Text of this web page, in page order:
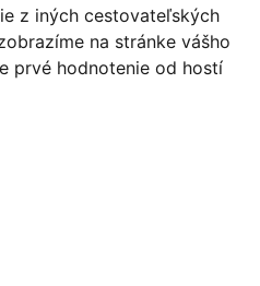
z iných cestovateľských
na stránke vášho
prvé hodnotenie od hostí